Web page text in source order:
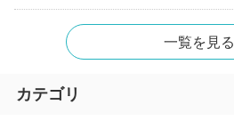
一覧を見る
カテゴリ